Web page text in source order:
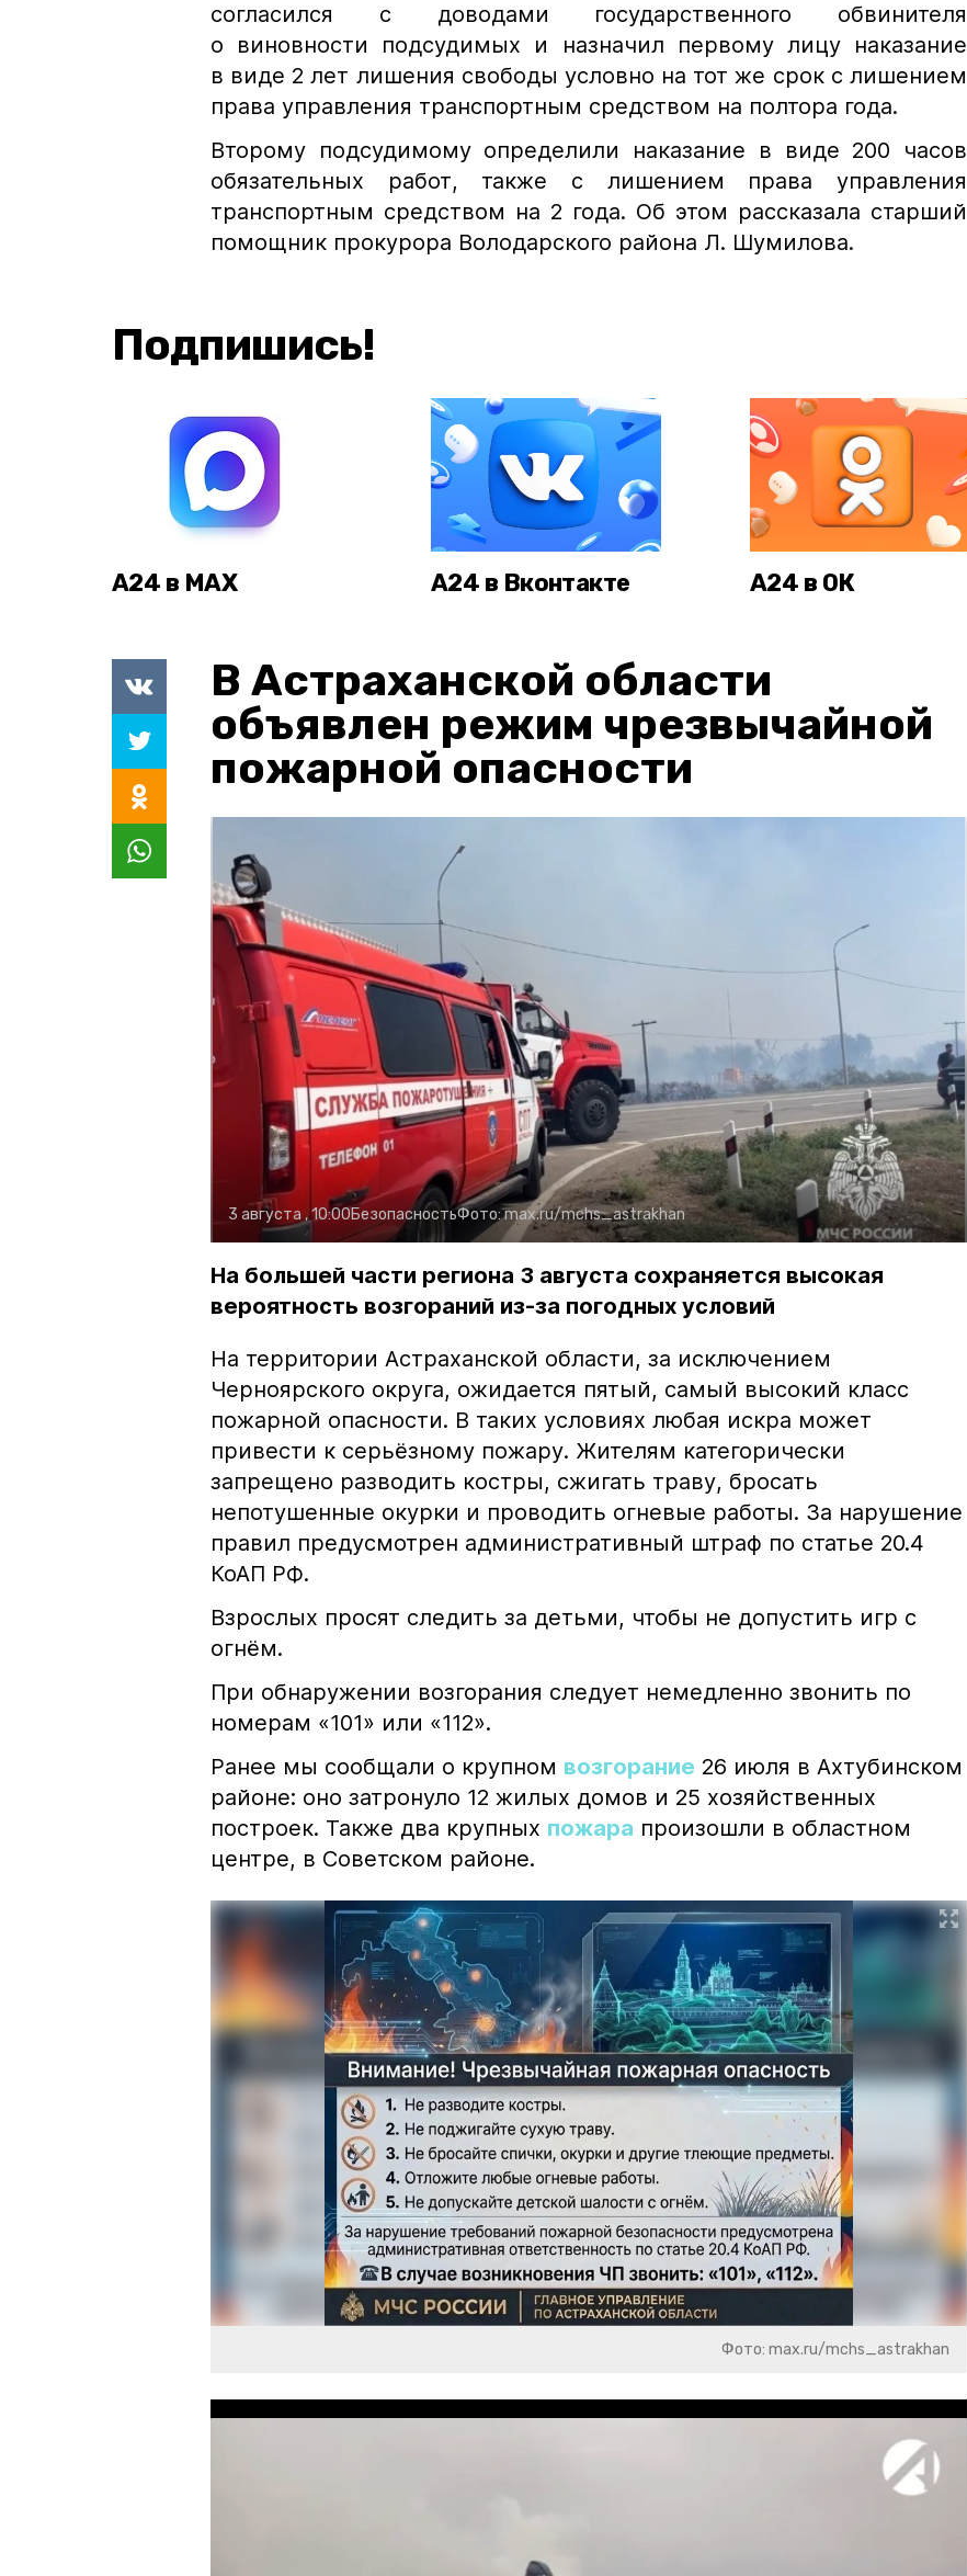
согласился с доводами государственного обвинителя
о виновности подсудимых и назначил первому лицу наказание
в виде 2 лет лишения свободы условно на тот же срок с лишением
права управления транспортным средством на полтора года.
Второму подсудимому определили наказание в виде 200 часов
обязательных работ, также с лишением права управления
транспортным средством на 2 года. Об этом рассказала старший
помощник прокуpopa Володарского района Л. Шумилова.
Подпишись!
А24 в MAX А24 в Вконтакте А24 в ОК
В Астраханской области
объявлен режим чрезвычайной
пожарной опасности
3 августа , 10:00БезопасностьФото:max.ru/mchs_astrakhan
На большей части региона 3 августа сохраняется высокая
вероятность возгораний из-за погодных условий
На территории Астраханской области, за исключением
Черноярского округа, ожидается пятый, самый высокий класс
пожарной опасности. В таких условиях любая искра может
привести к серьёзному пожару. Жителям категорически
запрещено разводить костры, сжигать траву, бросать
непотушенные окурки и проводить огневые работы. За нарушение
правил предусмотрен административный штраф по статье 20.4
КоАП РФ.
Взрослых просят следить за детьми, чтобы не допустить игр с
огнём.
При обнаружении возгорания следует немедленно звонить по
номерам «101» или «112».
Ранее мы сообщали о крупном возгорание 26 июля в Ахтубинском
районе: оно затронуло 12 жилых домов и 25 хозяйственных
построек. Также два крупных пожара произошли в областном
центре, в Советском районе.
Фото: max.ru/mchs_astrakhan